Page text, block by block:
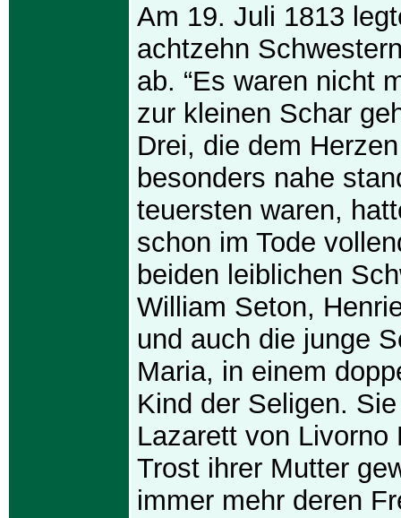
Am 19. Juli 1813
achtzehn
ab. “Es waren nicht
zur kleinen Schar
Drei, die dem
besonders nahe
teuersten waren,
schon im Tode
beiden leiblichen
William Seton,
und auch die junge
Maria, in einem
Kind der Seligen.
Lazarett von Livorno
Trost ihrer Mutter
immer mehr deren